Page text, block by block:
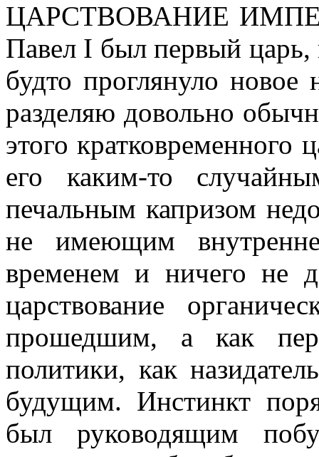
ЦАРСТВОВАНИЕ
Павел I был первый царь,
будто проглянуло
разделяю довольно
этого кратковременного
его каким-то
печальным капризом
не имеющим
временем и ничего не
царствование
прошедшим, а как
политики, как
будущим. Инстинкт
был руководящим